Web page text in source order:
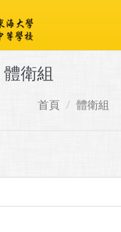
體衛組
首頁 體衛組